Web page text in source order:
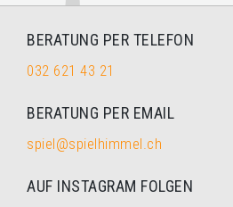
BERATUNG PER TELEFON
032 621 43 21
BERATUNG PER EMAIL
spiel@spielhimmel.ch
AUF INSTAGRAM FOLGEN